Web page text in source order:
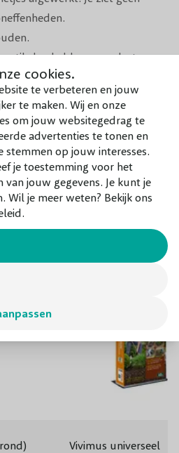
cookies.
te verbeteren en jouw
te maken. Wij en onze
om jouw websitegedrag te
advertenties te tonen en
stemmen op jouw interesses.
je toestemming voor het
jouw gegevens. Je kunt je
Wil je meer weten? Bekijk ons
artikelen hebben geen last van
-20°C zijn geen enkel
buiten.
Vivimus universeel